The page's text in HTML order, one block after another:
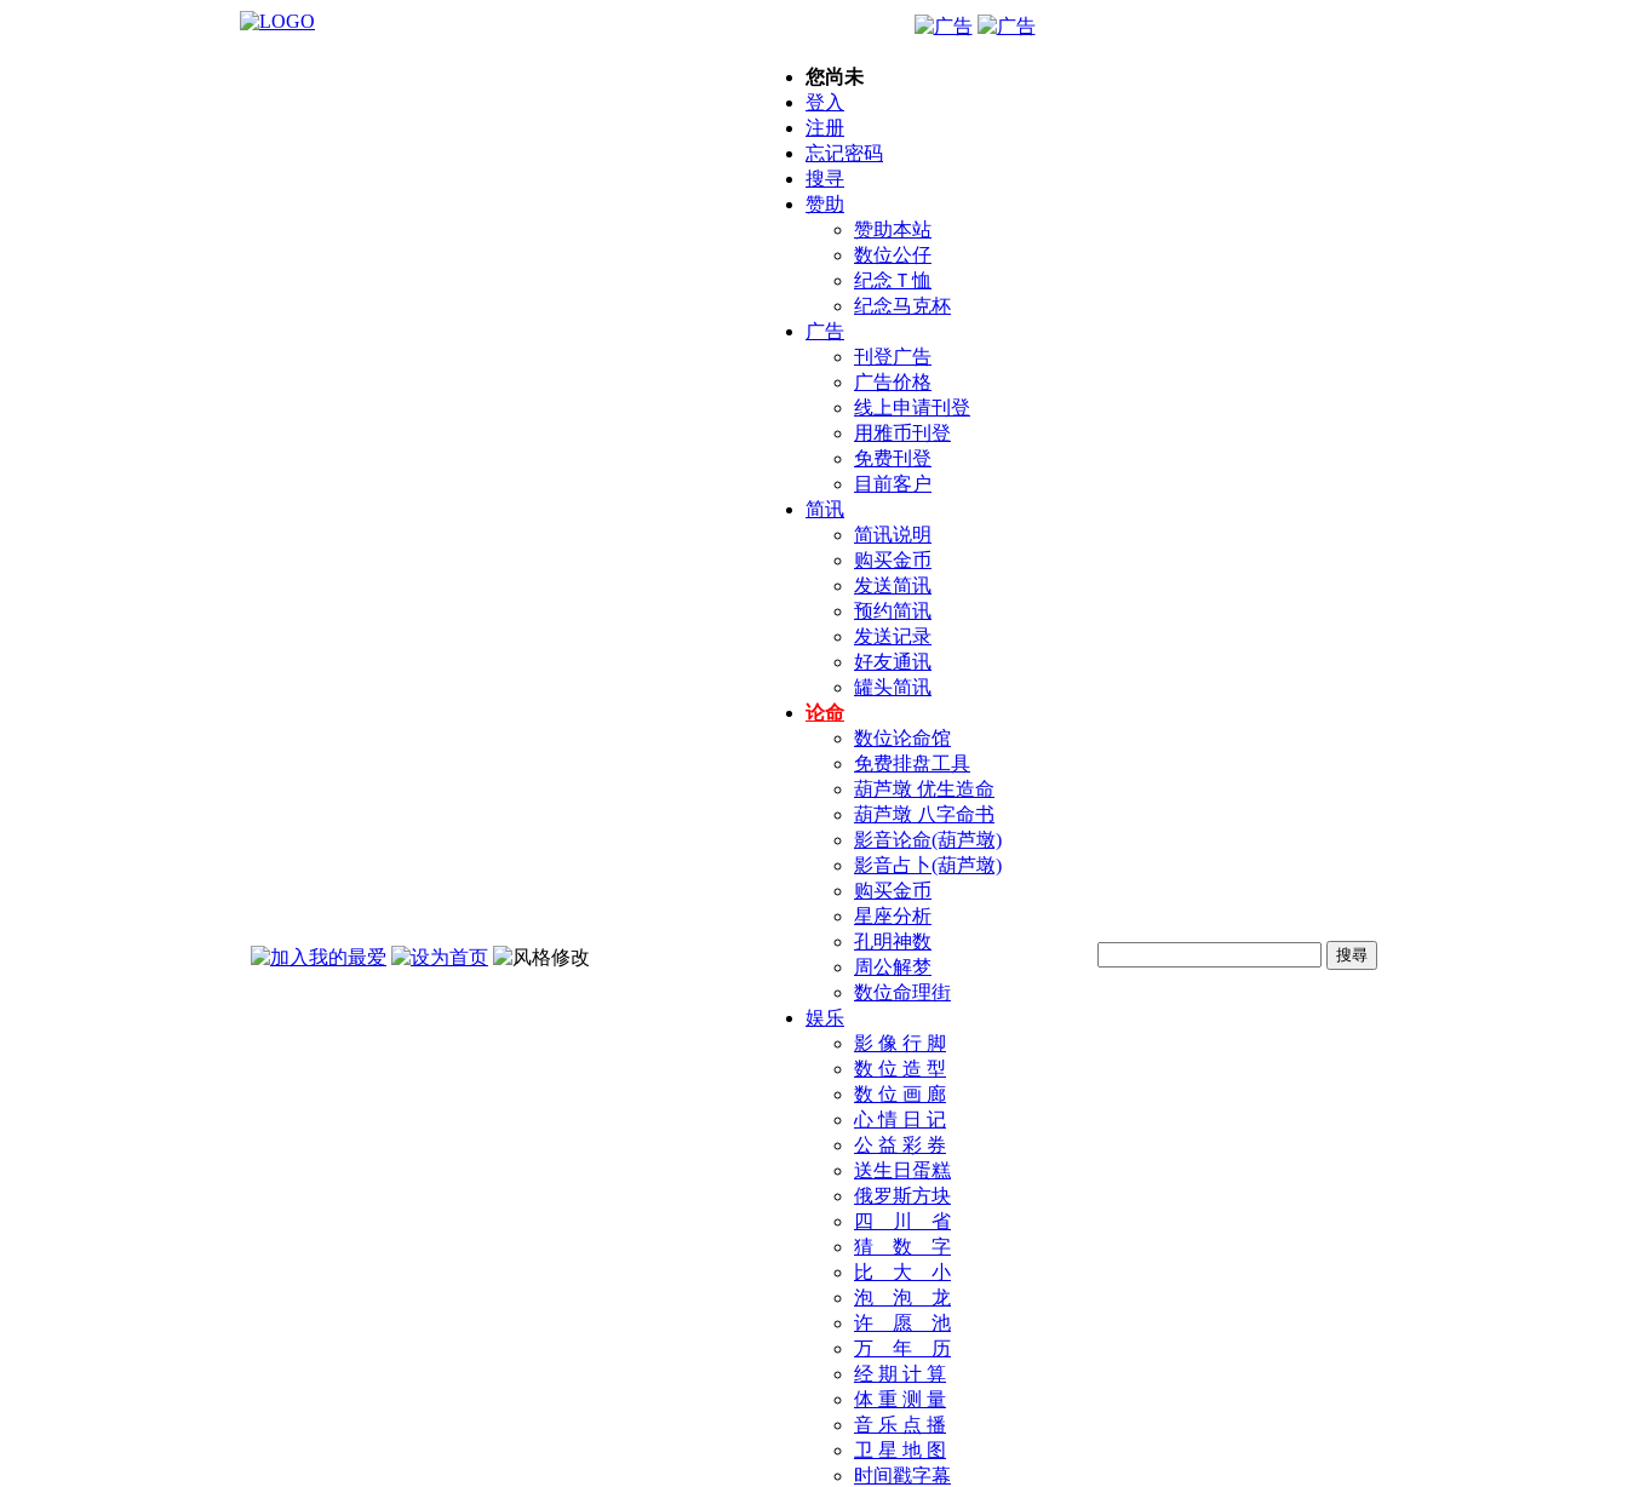
您尚未
登入
注册
忘记密码
搜寻
赞助
赞助本站
数位公仔
纪念Ｔ恤
纪念马克杯
广告
刊登广告
广告价格
线上申请刊登
用雅币刊登
免费刊登
目前客户
简讯
简讯说明
购买金币
发送简讯
预约简讯
发送记录
好友通讯
罐头简讯
论命
数位论命馆
免费排盘工具
葫芦墩 优生造命
葫芦墩 八字命书
影音论命(葫芦墩)
影音占卜(葫芦墩)
购买金币
星座分析
孔明神数
周公解梦
数位命理街
娱乐
影 像 行 脚
数 位 造 型
数 位 画 廊
心 情 日 记
公 益 彩 券
送生日蛋糕
俄罗斯方块
四 川 省
猜 数 字
比 大 小
泡 泡 龙
许 愿 池
万 年 历
经 期 计 算
体 重 测 量
音 乐 点 播
卫 星 地 图
时间戳字幕